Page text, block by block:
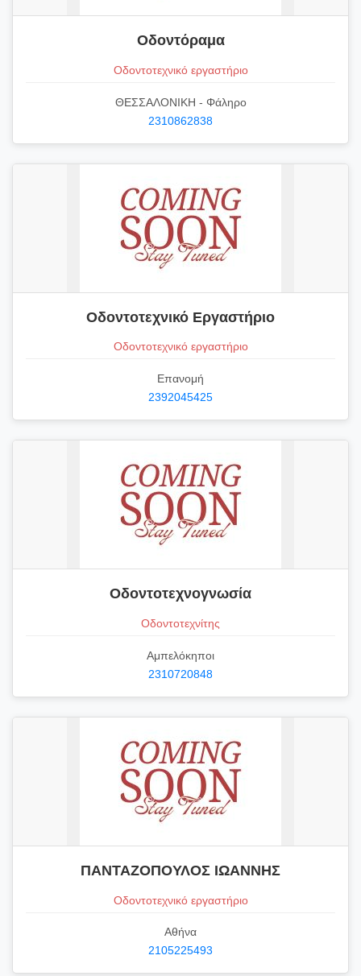
Οδοντόραμα
Οδοντοτεχνικό εργαστήριο
ΘΕΣΣΑΛΟΝΙΚΗ - Φάληρο
2310862838
Οδοντοτεχνικό Εργαστήριο
Οδοντοτεχνικό εργαστήριο
Επανομή
2392045425
Οδοντοτεχνογνωσία
Οδοντοτεχνίτης
Αμπελόκηποι
2310720848
ΠΑΝΤΑΖΟΠΟΥΛΟΣ ΙΩΑΝΝΗΣ
Οδοντοτεχνικό εργαστήριο
Αθήνα
2105225493